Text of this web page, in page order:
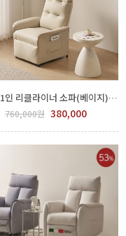
데일리 1인 리클라이너 소파(베이지) GGH 500-18-1
760,000원 380,000